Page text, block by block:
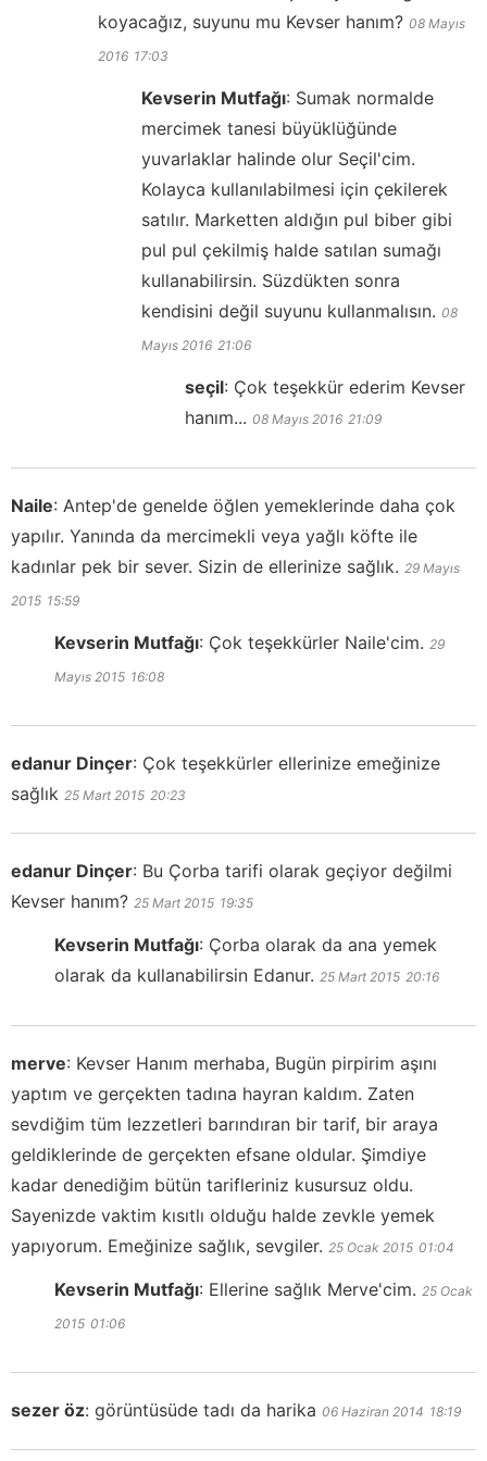
koyacağız, suyunu mu Kevser hanım? 08 Mayıs
2016 17:03
Kevserin Mutfağı: Sumak normalde
mercimek tanesi büyüklüğünde
yuvarlaklar halinde olur Seçil'cim.
Kolayca kullanılabilmesi için çekilerek
satılır. Marketten aldığın pul biber gibi
pul pul çekilmiş halde satılan sumağı
kullanabilirsin. Süzdükten sonra
kendisini değil suyunu kullanmalısın. 08
Mayıs 2016 21:06
seçil: Çok teşekkür ederim Kevser
hanım... 08 Mayıs 2016 21:09
Naile: Antep'de genelde öğlen yemeklerinde daha çok
yapılır. Yanında da mercimekli veya yağlı köfte ile
kadınlar pek bir sever. Sizin de ellerinize sağlık. 29 Mayıs
2015 15:59
Kevserin Mutfağı: Çok teşekkürler Naile'cim. 29
Mayıs 2015 16:08
edanur Dinçer: Çok teşekkürler ellerinize emeğinize
sağlık 25 Mart 2015 20:23
edanur Dinçer: Bu Çorba tarifi olarak geçiyor değilmi
Kevser hanım? 25 Mart 2015 19:35
Kevserin Mutfağı: Çorba olarak da ana yemek
olarak da kullanabilirsin Edanur. 25 Mart 2015 20:16
merve: Kevser Hanım merhaba, Bugün pirpirim aşını
yaptım ve gerçekten tadına hayran kaldım. Zaten
sevdiğim tüm lezzetleri barındıran bir tarif, bir araya
geldiklerinde de gerçekten efsane oldular. Şimdiye
kadar denediğim bütün tarifleriniz kusursuz oldu.
Sayenizde vaktim kısıtlı olduğu halde zevkle yemek
yapıyorum. Emeğinize sağlık, sevgiler. 25 Ocak 2015 01:04
Kevserin Mutfağı: Ellerine sağlık Merve'cim. 25 Ocak
2015 01:06
sezer öz: görüntüsüde tadı da harika 06 Haziran 2014 18:19